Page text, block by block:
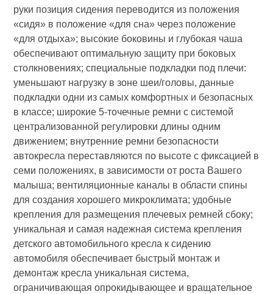
руки позиция сидения переводится из положения
«сидя» в положение «для сна» через положение
«для отдыха»; высокие боковины и глубокая чаша
обеспечивают оптимальную защиту при боковых
столкновениях; специальные подкладки под плечи:
уменьшают нагрузку в зоне шеи/головы, данные
подкладки одни из самых комфортных и безопасных
в классе; широкие 5-точечные ремни с системой
централизованной регулировки длины одним
движением; внутренние ремни безопасности
автокресла переставляются по высоте с фиксацией в
семи положениях, в зависимости от роста Вашего
малыша; вентиляционные каналы в области спины
для создания хорошего микроклимата; удобные
крепления для размещения плечевых ремней сбоку;
уникальная и самая надежная система крепления
детского автомобильного кресла к сидению
автомобиля обеспечивает быстрый монтаж и
демонтаж кресла уникальная система,
ограничивающая опрокидывающее и вращательное